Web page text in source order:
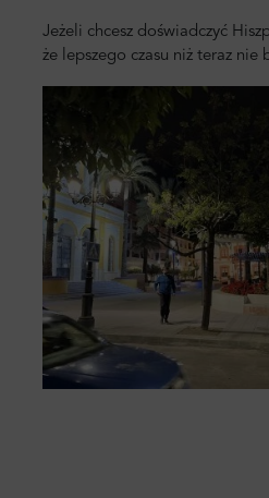
Jeżeli chcesz doświadczyć
że lepszego czasu niż teraz nie